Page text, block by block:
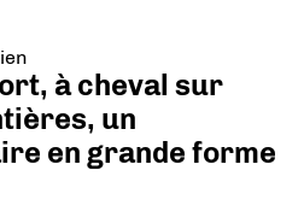
à cheval sur
un
en grande forme